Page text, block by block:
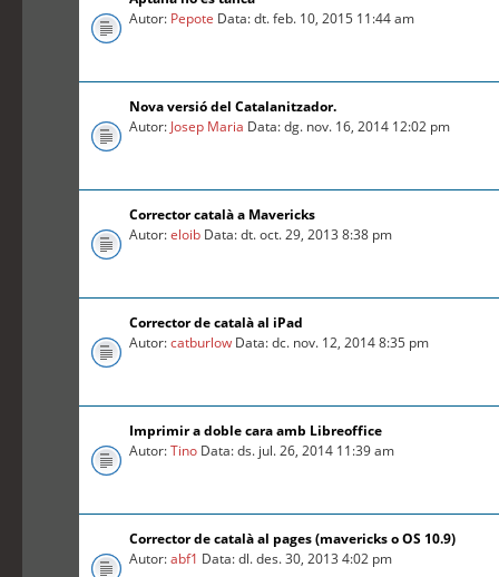
Autor: Pepote Data: dt. feb. 10, 2015 11:44 am
Nova versió del Catalanitzador.
Autor: Josep Maria Data: dg. nov. 16, 2014 12:02 pm
Corrector català a Mavericks
Autor:eloib Data: dt. oct. 29, 2013 8:38 pm
Corrector de català al iPad
Autor:catburlow Data: dc. nov. 12, 2014 8:35 pm
Imprimir a doble cara amb Libreoffice
Autor:Tino Data: ds. jul. 26, 2014 11:39 am
Corrector de català al pages (mavericks o OS 10.9)
Autor:abf1 Data: dl. des. 30, 2013 4:02 pm